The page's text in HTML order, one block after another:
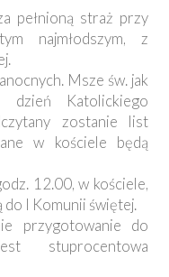
pełnioną straż przy
najmłodszym, z
Msze św. jak
Katolickiego
zostanie list
w kościele będą
12.00, w kościele,
I Komunii świętej.
przygotowanie do
stuprocentowa